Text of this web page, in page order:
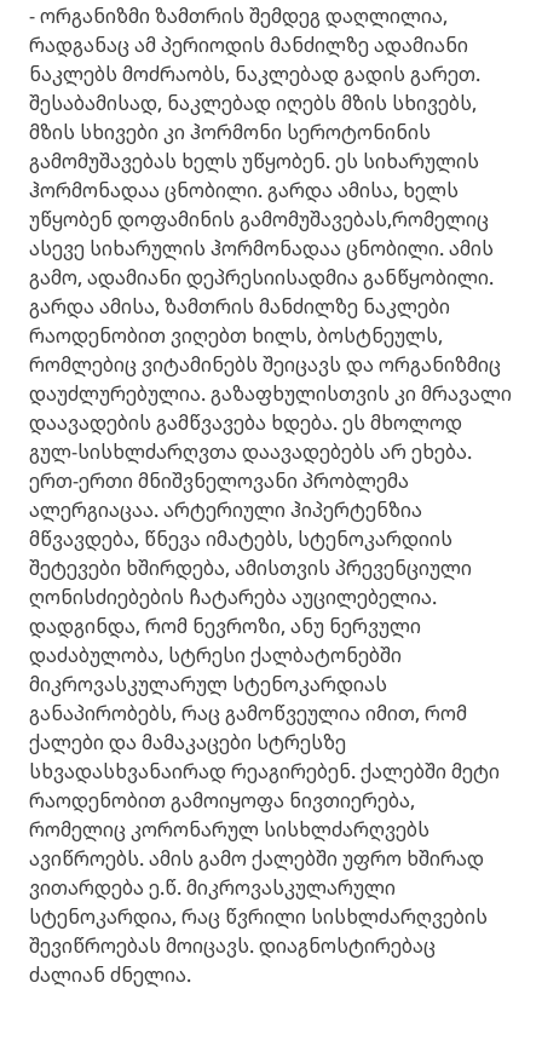
- ორგანიზმი ზამთრის შემდეგ დაღლილია,
რადგანაც ამ პერიოდის მანძილზე ადამიანი
ნაკლებს მოძრაობს, ნაკლებად გადის გარეთ.
შესაბამისად, ნაკლებად იღებს მზის სხივებს,
მზის სხივები კი ჰორმონი სეროტონინის
გამომუშავებას ხელს უწყობენ. ეს სიხარულის
ჰორმონადაა ცნობილი. გარდა ამისა, ხელს
უწყობენ დოფამინის გამომუშავებას,რომელიც
ასევე სიხარულის ჰორმონადაა ცნობილი. ამის
გამო, ადამიანი დეპრესიისადმია განწყობილი.
გარდა ამისა, ზამთრის მანძილზე ნაკლები
რაოდენობით ვიღებთ ხილს, ბოსტნეულს,
რომლებიც ვიტამინებს შეიცავს და ორგანიზმიც
დაუძლურებულია. გაზაფხულისთვის კი მრავალი
დაავადების გამწვავება ხდება. ეს მხოლოდ
გულ-სისხლძარღვთა დაავადებებს არ ეხება.
ერთ-ერთი მნიშვნელოვანი პრობლემა
ალერგიაცაა. არტერიული ჰიპერტენზია
მწვავდება, წნევა იმატებს, სტენოკარდიის
შეტევები ხშირდება, ამისთვის პრევენციული
ღონისძიებების ჩატარება აუცილებელია.
დადგინდა, რომ ნევროზი, ანუ ნერვული
დაძაბულობა, სტრესი ქალბატონებში
მიკროვასკულარულ სტენოკარდიას
განაპირობებს, რაც გამოწვეულია იმით, რომ
ქალები და მამაკაცები სტრესზე
სხვადასხვანაირად რეაგირებენ. ქალებში მეტი
რაოდენობით გამოიყოფა ნივთიერება,
რომელიც კორონარულ სისხლძარღვებს
ავიწროებს. ამის გამო ქალებში უფრო ხშირად
ვითარდება ე.წ. მიკროვასკულარული
სტენოკარდია, რაც წვრილი სისხლძარღვების
შევიწროებას მოიცავს. დიაგნოსტირებაც
ძალიან ძნელია.